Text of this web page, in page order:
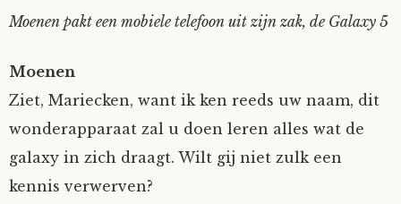
Moenen pakt een mobiele telefoon uit zijn zak, de Galaxy 5
Moenen
Ziet, Mariecken, want ik ken reeds uw naam, dit
wonderapparaat zal u doen leren alles wat de
galaxy in zich draagt. Wilt gij niet zulk een
kennis verwerven?